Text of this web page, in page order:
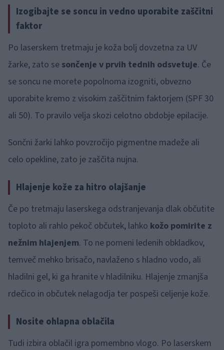
Izogibajte se soncu in vedno uporabite zaščitni
faktor
Po laserskem tretmaju je koža bolj dovzetna za UV
žarke, zato se sončenje v prvih tednih odsvetuje. Če
se soncu ne morete popolnoma izogniti, obvezno
uporabite kremo z visokim zaščitnim faktorjem (SPF 30
ali 50). To pravilo velja skozi celotno obdobje epilacije.
Sončni žarki lahko povzročijo pigmentne madeže ali
celo opekline, zato je zaščita nujna.
Hlajenje kože za hitro olajšanje
Če po tretmaju laserskega odstranjevanja dlak občutite
toploto ali rahlo pekoč občutek, lahko kožo pomirite z
nežnim hlajenjem. To ne pomeni ledenih obkladkov,
temveč mehko brisačo, navlaženo s hladno vodo, ali
hladilni gel, ki ga hranite v hladilniku. Hlajenje zmanjša
rdečico in občutek nelagodja ter pospeši celjenje kože.
Nosite ohlapna oblačila
Tudi izbira oblačil igra pomembno vlogo. Po laserskem